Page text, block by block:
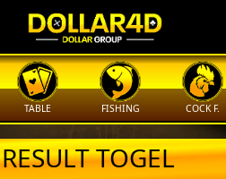
TABLE FISHING COCK F.
RESULT TOGEL